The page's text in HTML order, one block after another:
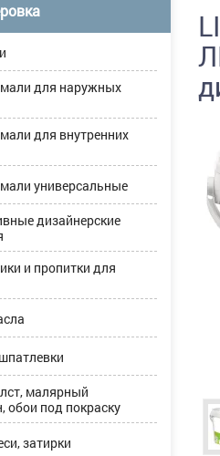
для наружных
для внутренних
универсальные
дизайнерские
и пропитки для
малярный
обои под покраску
затирки